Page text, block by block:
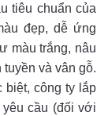
tiêu chuẩn của
đẹp, dễ ứng
màu trắng, nâu
tuyền và vân gỗ.
biệt, công ty lắp
cầu (đối với